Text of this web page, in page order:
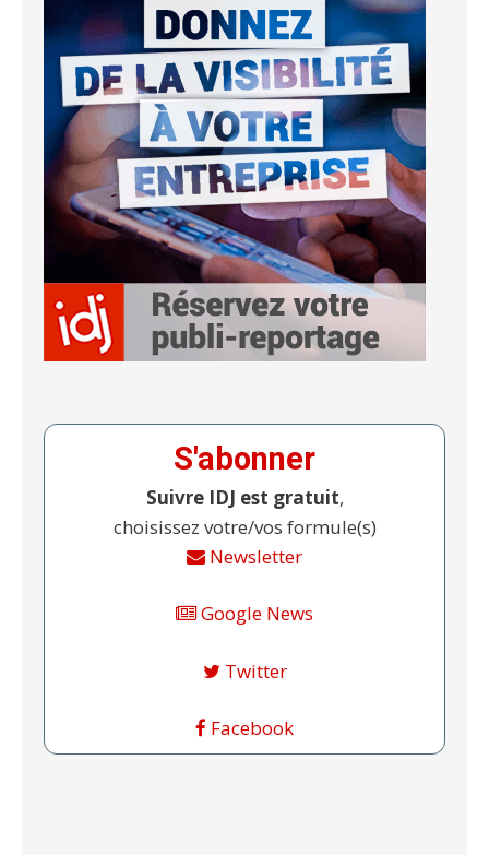
S'abonner
Suivre IDJ est gratuit,
choisissez votre/vos formule(s)
Newsletter
Google News
Twitter
Facebook